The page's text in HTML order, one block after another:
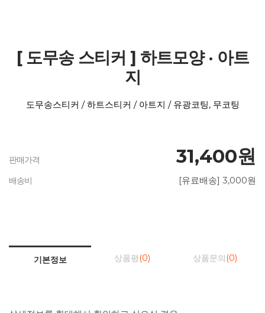
[ 도무송 스티커 ] 하트모양 · 아트
지
도무송스티커 / 하트스티커 / 아트지 / 유광코팅, 무코팅
판매가격 31,400원
배송비 [유료배송] 3,000원
기본정보 상품평 (0) 상품문의 (0)